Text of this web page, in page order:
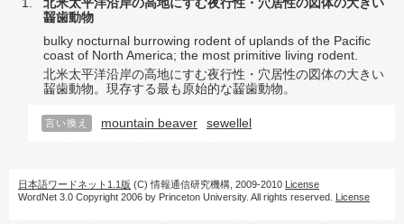
齧歯動物
bulky nocturnal burrowing rodent of uplands of the Pacific
coast of North America; the most primitive living rodent.
北米太平洋沿岸の高地にすむ夜行性・穴居性の図体の大きい
齧歯動物。現存する最も原始的な齧歯動物。
言い換え mountain beaver sewellel
日本語ワードネット1.1版 (C) 情報通信研究機構, 2009-2010 License
WordNet 3.0 Copyright 2006 by Princeton University. All rights reserved. License